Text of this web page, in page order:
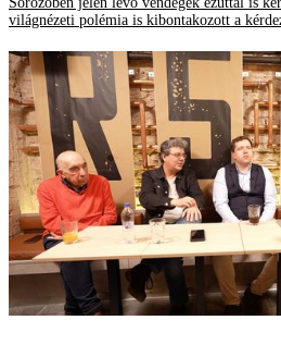
világnézeti polémia is kibontakozott a